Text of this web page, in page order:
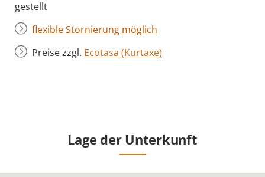
gestellt
flexible Stornierung möglich
Preise zzgl. Ecotasa (Kurtaxe)
Lage der Unterkunft